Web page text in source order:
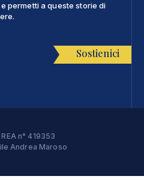
permetti a queste storie di
Sostienici
n° 419353
Andrea Maroso